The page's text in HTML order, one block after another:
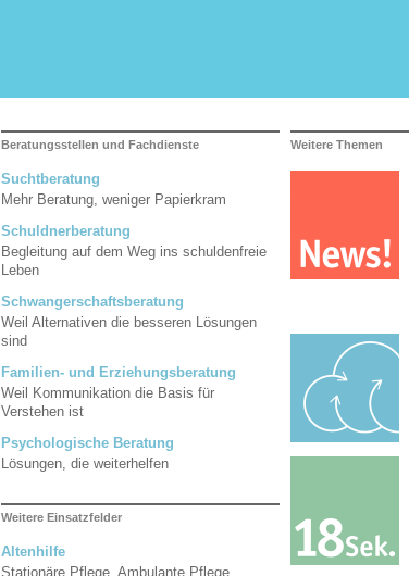
Beratungsstellen und Fachdienste
Suchtberatung
Mehr Beratung, weniger Papierkram
Schuldnerberatung
Begleitung auf dem Weg ins schuldenfreie
Leben
Schwangerschaftsberatung
Weil Alternativen die besseren Lösungen
sind
Familien- und Erziehungsberatung
Weil Kommunikation die Basis für
Verstehen ist
Psychologische Beratung
Lösungen, die weiterhelfen
Weitere Einsatzfelder
Altenhilfe
Stationäre Pflege, Ambulante Pflege,
Weitere Themen